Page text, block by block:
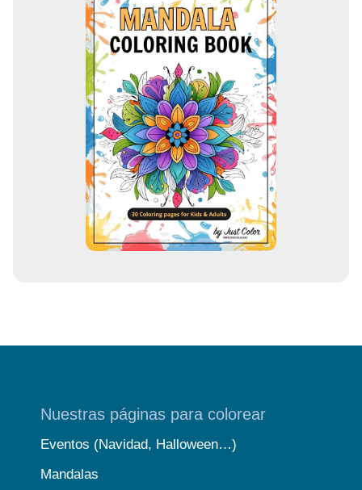
Nuestras páginas para colorear
Eventos (Navidad, Halloween…)
Mandalas